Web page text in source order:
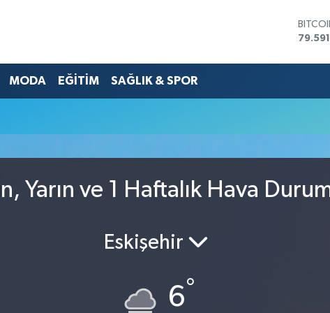
MODA EĞİTİM SAĞLIK & SPOR
Yarın ve 1 Haftalık Hava
Eskişehir
6°